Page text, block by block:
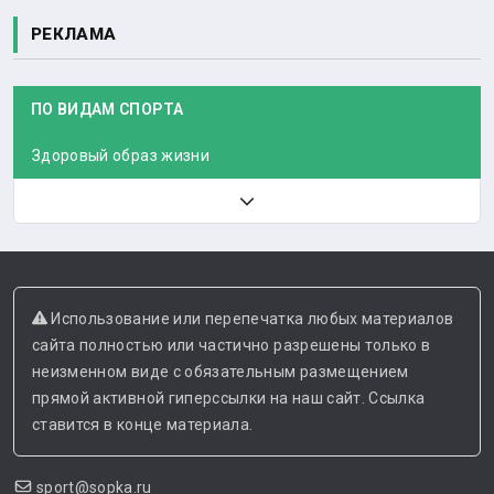
РЕКЛАМА
ПО ВИДАМ СПОРТА
Здоровый образ жизни
Использование или перепечатка любых материалов
сайта полностью или частично разрешены только в
неизменном виде с обязательным размещением
прямой активной гиперссылки на наш сайт. Ссылка
ставится в конце материала.
sport@sopka.ru